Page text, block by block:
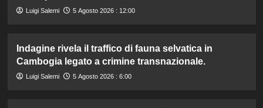
Luigi Salemi 5 Agosto 2026 : 12:00
Indagine rivela il traffico di fauna selvatica in
Cambogia legato a crimine transnazionale.
Luigi Salemi 5 Agosto 2026 : 6:00